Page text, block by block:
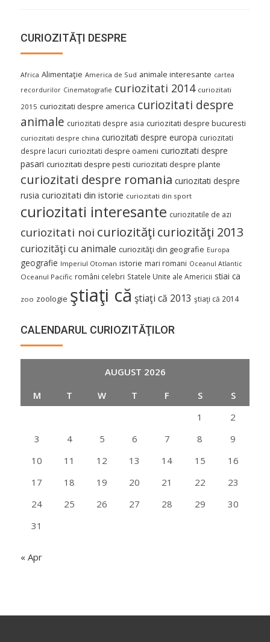
CURIOZITĂŢI DESPRE
Africa Alimentaţie America de Sud animale interesante cartea
recordurilor Cinematografie curiozitati 2014 curiozitati
2015 curiozitati despre america curiozitati despre
animale curiozitati despre asia curiozitati despre bucuresti
curiozitati despre china curiozitati despre europa curiozitati
despre lacuri curiozitati despre oameni curiozitati despre
pasari curiozitati despre pesti curiozitati despre plante
curiozitati despre romania curiozitati despre
rusia curiozitati din istorie curiozitati din sport
curiozitati interesante curiozitatile de azi
curiozitati noi curiozităţi curiozităţi 2013
curiozităţi cu animale curiozităţi din geografie Europa
geografie Imperiul Otoman istorie mari romani Oceanul Atlantic
Oceanul Pacific români celebri Statele Unite ale Americii stiai ca
zoo zoologie ştiaţi că ştiaţi că 2013 ştiaţi că 2014
CALENDARUL CURIOZITĂŢILOR
AUGUST 2026
M
T W T F S
S
1
2
3
4 5 6 7 8
9
10
11 12 13 14 15
16
17
18 19 20 21 22
23
24
25 26 27 28 29
30
31
« Apr